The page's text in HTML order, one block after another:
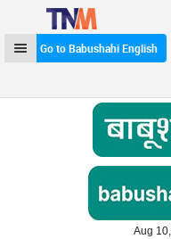
Go to Babushahi English
Aug